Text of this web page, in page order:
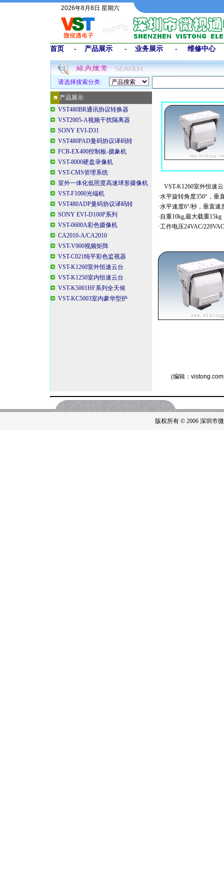
2026年8月8日 星期六
首页 - 产品展示 - 业务展示 - 维修中心
请选择搜索分类:
产品展示
VST480BR通讯协议转换器
VST2005-A视频干扰隔离器
SONY EVI-D31
VST480PAD曼码协议译码转
FCB-EX400控制板-摄象机
VST-8000硬盘录像机
VST-CMS管理系统
室外一体化低照度高速球形摄像机
VST-F1000光端机
VST480ADP曼码协议译码转
SONY EVI-D100P系列
VST-0600A彩色摄像机
CA2010-A/CA2010
VST-V900视频矩阵
VST-C021纯平彩色监视器
VST-K1260室外恒速云台
VST-K1250室内恒速云台
VST-K5001HF系列全天候
VST-KC5003室内豪华型护
VST-K1260室外恒速
·水平旋转角度350°，垂
·水平速度6°/秒，垂直速
·自重10kg,最大载重15kg
·工作电压24VAC/
(编辑： vistong.com
版权所有 © 2006 深圳市